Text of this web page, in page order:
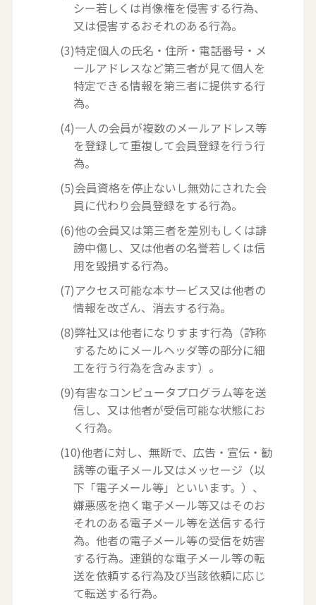
シー若しくは肖像権を侵害する行為、
又は侵害するおそれのある行為。
(3)特定個人の氏名・住所・電話番号・メ
ールアドレスなど第三者が見て個人を
特定できる情報を第三者に提供する行
為。
(4)一人の会員が複数のメールアドレス等
を登録して重複して会員登録を行う行
為。
(5)会員資格を停止ないし無効にされた会
員に代わり会員登録をする行為。
(6)他の会員又は第三者を差別もしくは誹
謗中傷し、又は他者の名誉若しくは信
用を毀損する行為。
(7)アクセス可能な本サービス又は他者の
情報を改ざん、消去する行為。
(8)弊社又は他者になりすます行為（詐称
するためにメールヘッダ等の部分に細
工を行う行為を含みます）。
(9)有害なコンピュータプログラム等を送
信し、又は他者が受信可能な状態にお
く行為。
(10)他者に対し、無断で、広告・宣伝・勧
誘等の電子メール又はメッセージ（以
下「電子メール等」といいます。）、
嫌悪感を抱く電子メール等又はそのお
それのある電子メール等を送信する行
為。他者の電子メール等の受信を妨害
する行為。連鎖的な電子メール等の転
送を依頼する行為及び当該依頼に応じ
て転送する行為。